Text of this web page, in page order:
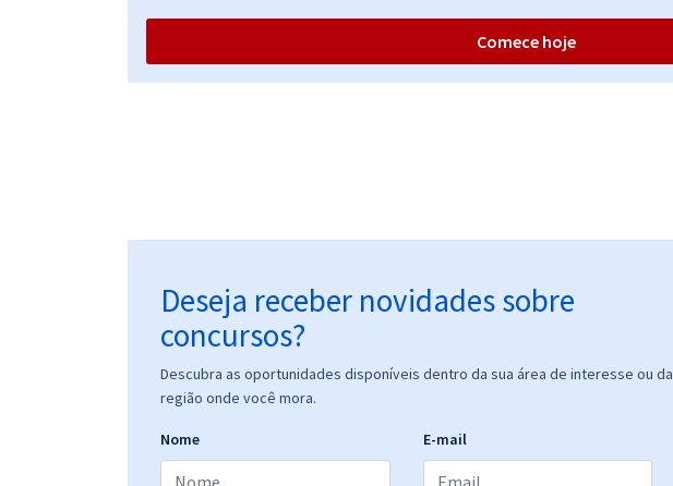
Comece hoje
Deseja receber novidades sobre
concursos?
Descubra as oportunidades disponíveis dentro da sua área de interesse ou da
região onde você mora.
Nome E-mail